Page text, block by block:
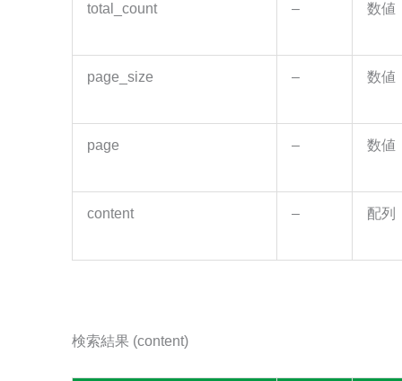
total_count – 数値
page_size – 数値
page – 数値
content – 配列
検索結果 (content)